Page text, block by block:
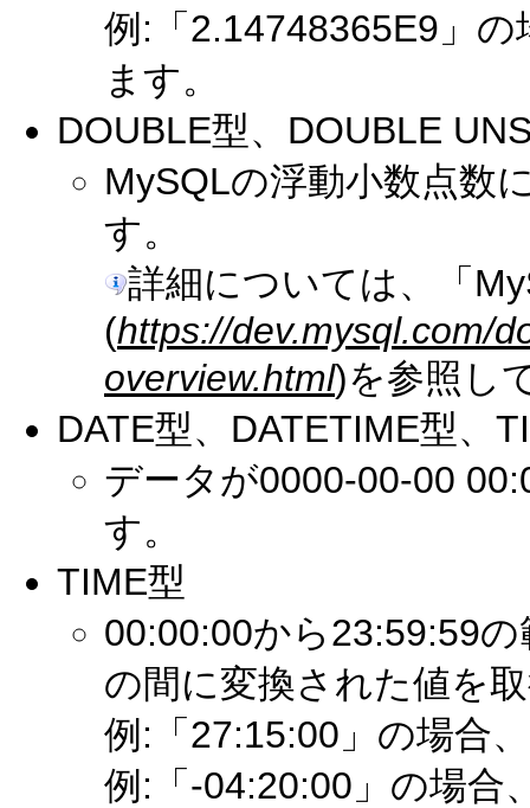
例:「2.14748365E9」
ます。
DOUBLE型、DOUBLE
MySQLの浮動小数点数
す。
詳細については、「
(https://dev.mysql.com/
overview.html)を参照し
DATE型、DATETIME型、
データが0000-00-00
す。
TIME型
00:00:00から23:59:59
の間に変換された値を
例:「27:15:00」の場合
例:「-04:20:00」の場合